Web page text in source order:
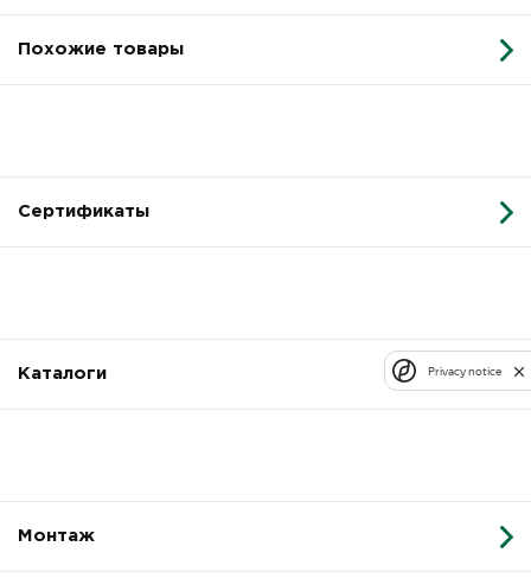
Похожие товары
Сертификаты
Каталоги
Монтаж
Privacy notice